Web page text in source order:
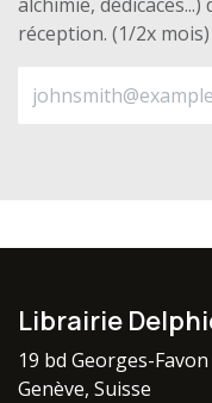
réception. (1/2x mois)
Librairie
19 bd Georges-Favon
Genève, Suisse